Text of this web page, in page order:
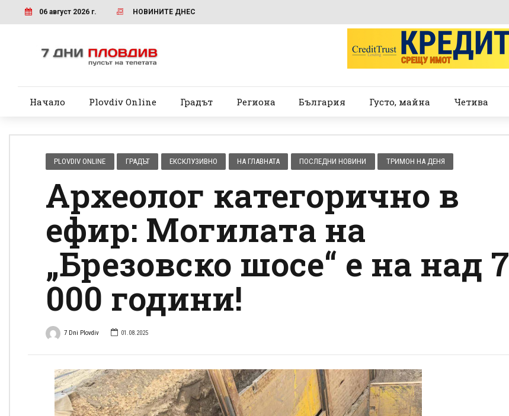
06 август 2026 г. НОВИНИТЕ ДНЕС
Начало Plovdiv Online Градът Региона България Густо, майна Четива
PLOVDIV ONLINE ГРАДЪТ ЕКСКЛУЗИВНО НА ГЛАВНАТА ПОСЛЕДНИ НОВИНИ ТРИМОН НА ДЕНЯ
Археолог категорично в
ефир: Могилата на
„Брезовско шосе“ е на над 7
000 години!
7 Dni Plovdiv 01.08.2025